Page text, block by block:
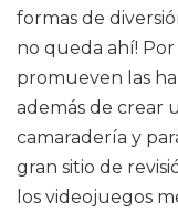
formas de
no queda ahí!
promueven las
además de crear
camaradería y
gran sitio de
los videojuegos